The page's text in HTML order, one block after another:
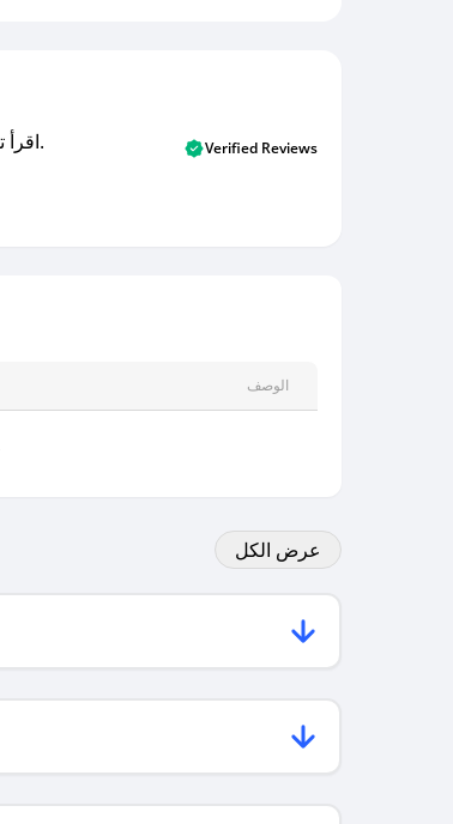
اقرأ تقييمات العملاء الأصلية والتقييمات من المشترين المتحققين. اكتشف ما يعتقده المستخدمون الحقيقيون حول خدمتنا وتعلم من تجاربهم. Verified Reviews
الوصف
عرض الكل